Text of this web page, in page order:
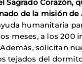
Sagrado Corazón,
de la misión de
humanitaria
meses, a los 200
solicitan
tejados del